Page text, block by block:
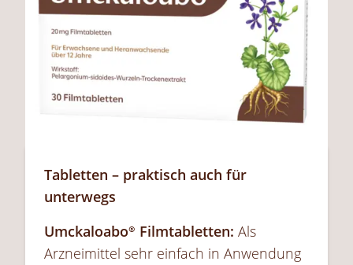
Tabletten – praktisch auch für
unterwegs
Umckaloabo® Filmtabletten: Als
Arzneimittel sehr einfach in Anwendung